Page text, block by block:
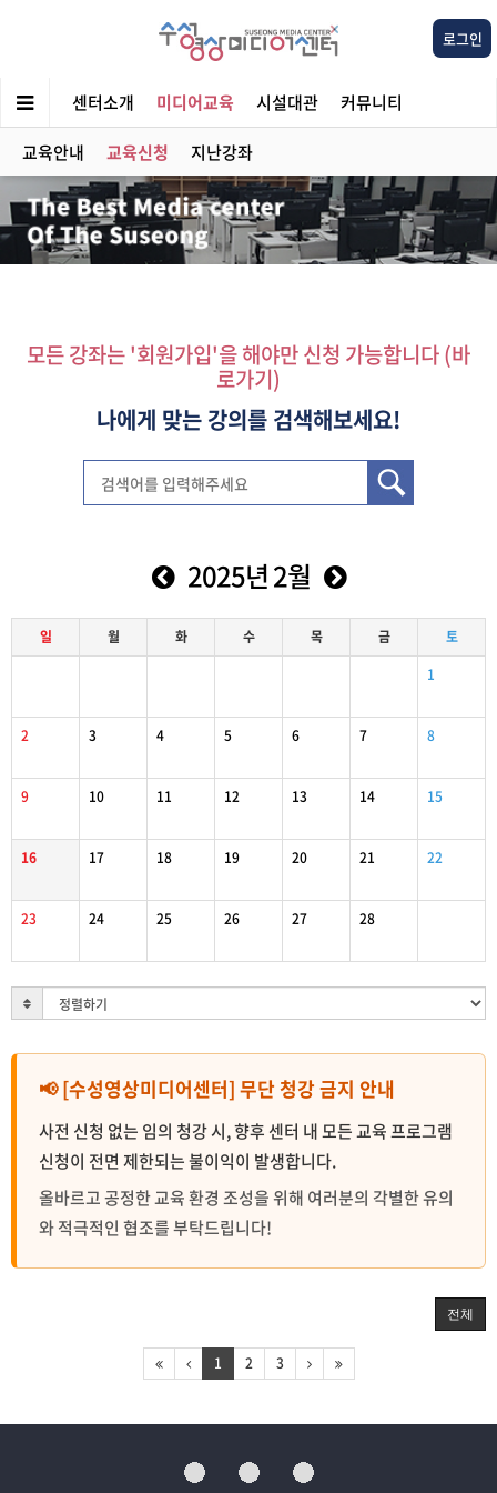
로그인
센터소개 미디어교육 시설대관 커뮤니티
교육안내 교육신청 지난강좌
모든 강좌는 '회원가입'을 해야만 신청 가능합니다 (바
로가기)
나에게 맞는 강의를 검색해보세요!
2025년 2월
일 월 화 수 목 금
토
1
2 3 4 5 6 7 8
9 10 11 12 13 14 15
16 17 18 19 20 21 22
23 24 25 26 27 28
📢 [수성영상미디어센터] 무단 청강 금지 안내
사전 신청 없는 임의 청강 시, 향후 센터 내 모든 교육 프로그램
신청이 전면 제한되는 불이익이 발생합니다.
올바르고 공정한 교육 환경 조성을 위해 여러분의 각별한 유의
와 적극적인 협조를 부탁드립니다!
전체
1 2 3